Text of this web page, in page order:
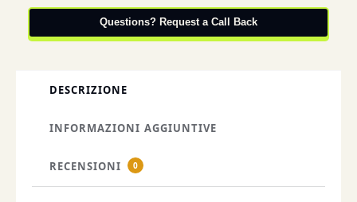
Questions? Request a Call Back
DESCRIZIONE
INFORMAZIONI AGGIUNTIVE
RECENSIONI 0